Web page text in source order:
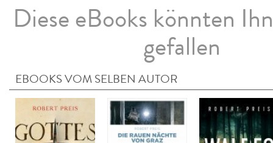
Diese eBooks könnten
gefallen
EBOOKS VOM SELBEN AUTOR